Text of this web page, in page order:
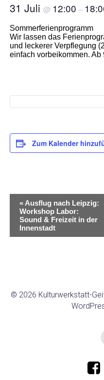
31 Juli @ 12:00 –
Sommerferienprogramm
Wir lassen das
und leckerer Verpflegung
einfach vorbeikommen. Ab
Zum Kalender
r
t
« Ausflug nach Leipzig:
Workshop Labor:
Sound & Freizeit in der
Innenstadt
© 2026 Kulturwerkstatt-